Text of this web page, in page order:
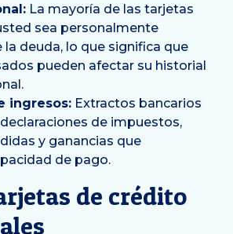
La mayoría de las tarjetas
sea personalmente
la deuda, lo que significa que
pueden afectar su historial
ingresos: Extractos bancarios
de impuestos,
y ganancias que
de pago.
de crédito